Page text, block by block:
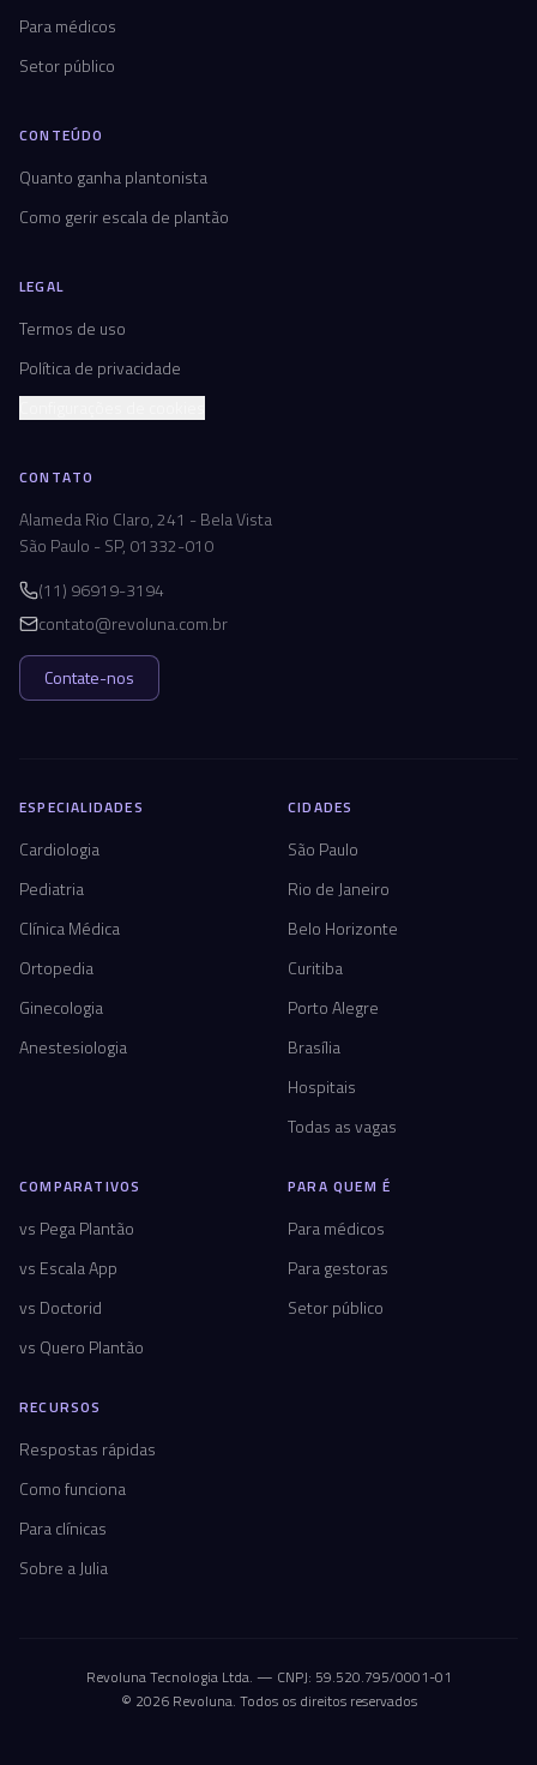
Para médicos
Setor público
CONTEÚDO
Quanto ganha plantonista
Como gerir escala de plantão
LEGAL
Termos de uso
Política de privacidade
CONTATO
Alameda Rio Claro, 241 - Bela Vista
São Paulo - SP, 01332-010
(11) 96919-3194
contato@revoluna.com.br
Contate-nos
ESPECIALIDADES
Cardiologia
Pediatria
Clínica Médica
Ortopedia
Ginecologia
Anestesiologia
CIDADES
São Paulo
Rio de Janeiro
Belo Horizonte
Curitiba
Porto Alegre
Brasília
Hospitais
Todas as vagas
COMPARATIVOS
vs Pega Plantão
vs Escala App
vs Doctorid
vs Quero Plantão
PARA QUEM É
Para médicos
Para gestoras
Setor público
RECURSOS
Respostas rápidas
Como funciona
Para clínicas
Sobre a Julia
Revoluna Tecnologia Ltda. — CNPJ: 59.520.795/0001-01
© 2026 Revoluna. Todos os direitos reservados